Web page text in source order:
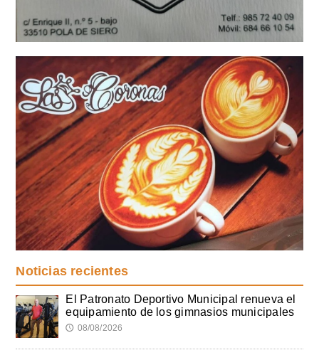
Noticias recientes
El Patronato Deportivo Municipal renueva el
equipamiento de los gimnasios municipales
🕔 08/08/2026